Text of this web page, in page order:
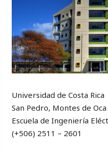
Universidad de Costa Rica
San Pedro, Montes de Oca
Escuela de Ingeniería
(+506) 2511 – 2601